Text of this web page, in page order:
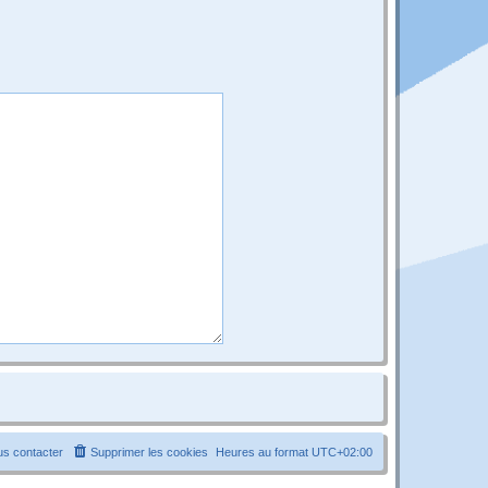
Heures au format UTC+02:00
Supprimer les cookies
contacter